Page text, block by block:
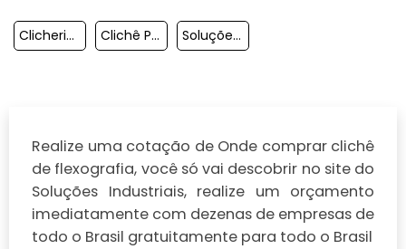
Clicheria Serviço Gráfico Clichê Para Etiquetas Soluções Em Clicheria
Realize uma cotação de Onde comprar clichê
de flexografia, você só vai descobrir no site do
Soluções Industriais, realize um orçamento
imediatamente com dezenas de empresas de
todo o Brasil gratuitamente para todo o Brasil